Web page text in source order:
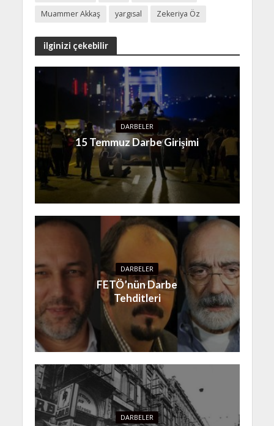
Muammer Akkaş
yargısal Zekeriya Öz
ilginizi çekebilir
DARBELER
15 Temmuz Darbe Girişimi
DARBELER
FETÖ’nün Darbe
Tehditleri
DARBELER